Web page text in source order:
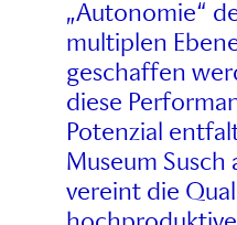
„Autonomie“
multiplen
geschaffen
diese
Potenzial
Museum
vereint die